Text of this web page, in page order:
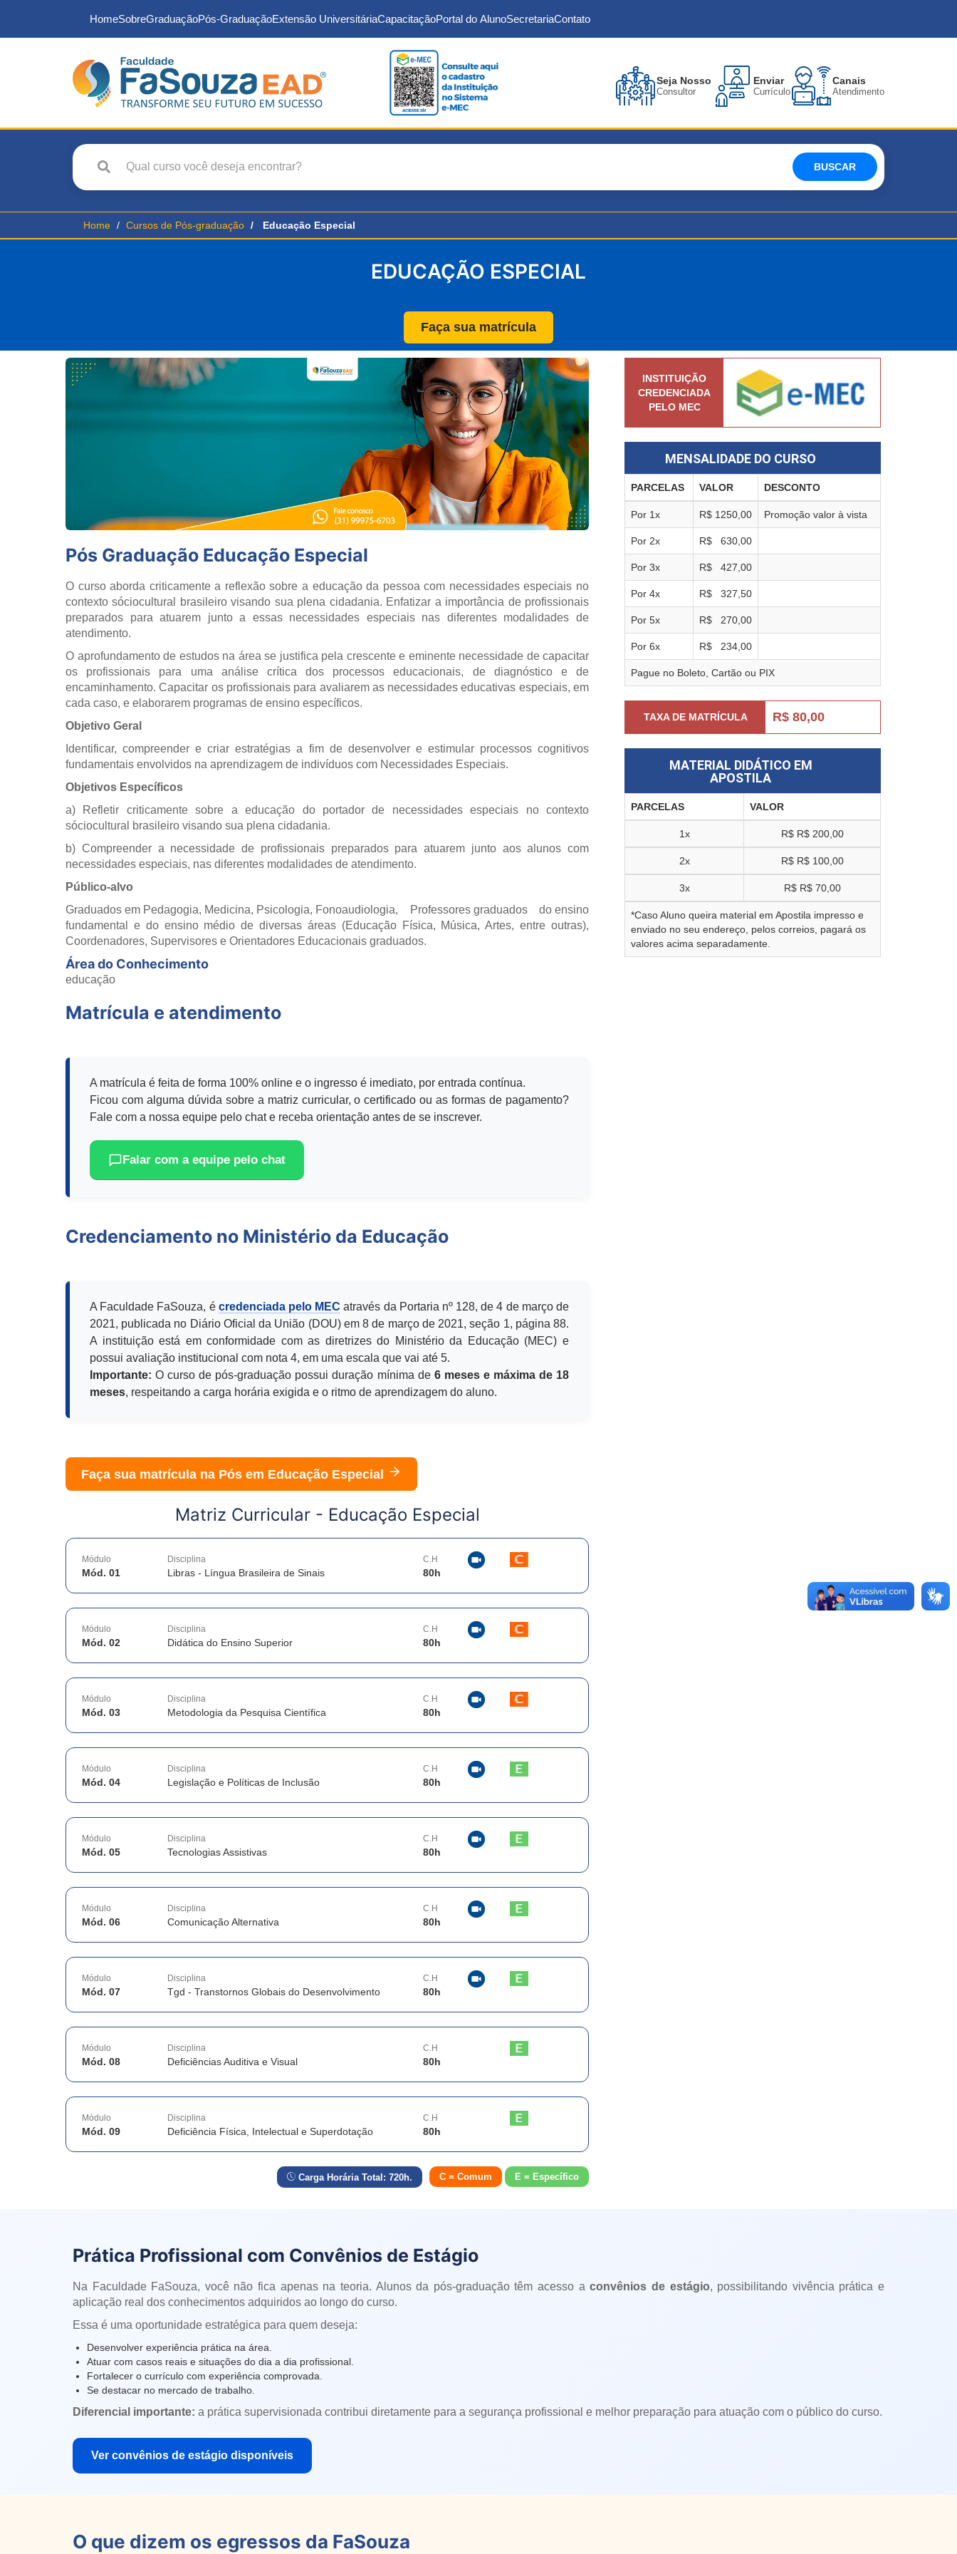
HomeSobreGraduaçãoPós-GraduaçãoExtensão UniversitáriaCapacitaçãoPortal do AlunoSecretariaContato
Seja Nosso
Consultor
Enviar
Currículo
Canais
Atendimento
BUSCAR
Home Cursos de Pós-graduação Educação Especial
EDUCAÇÃO ESPECIAL
Faça sua matrícula
Pós Graduação Educação Especial
O curso aborda criticamente a reflexão sobre a educação da pessoa com necessidades especiais no
contexto sóciocultural brasileiro visando sua plena cidadania. Enfatizar a importância de profissionais
preparados para atuarem junto a essas necessidades especiais nas diferentes modalidades de
atendimento.
O aprofundamento de estudos na área se justifica pela crescente e eminente necessidade de capacitar
os profissionais para uma análise crítica dos processos educacionais, de diagnóstico e de
encaminhamento. Capacitar os profissionais para avaliarem as necessidades educativas especiais, em
cada caso, e elaborarem programas de ensino específicos.
Objetivo Geral
Identificar, compreender e criar estratégias a fim de desenvolver e estimular processos cognitivos
fundamentais envolvidos na aprendizagem de indivíduos com Necessidades Especiais.
Objetivos Específicos
a) Refletir criticamente sobre a educação do portador de necessidades especiais no contexto
sóciocultural brasileiro visando sua plena cidadania.
b) Compreender a necessidade de profissionais preparados para atuarem junto aos alunos com
necessidades especiais, nas diferentes modalidades de atendimento.
Público-alvo
Graduados em Pedagogia, Medicina, Psicologia, Fonoaudiologia, Professores graduados do ensino
fundamental e do ensino médio de diversas áreas (Educação Física, Música, Artes, entre outras),
Coordenadores, Supervisores e Orientadores Educacionais graduados.
Área do Conhecimento
educação
Matrícula e atendimento
A matrícula é feita de forma 100% online e o ingresso é imediato, por entrada contínua.
Ficou com alguma dúvida sobre a matriz curricular, o certificado ou as formas de pagamento?
Fale com a nossa equipe pelo chat e receba orientação antes de se inscrever.
Falar com a equipe pelo chat
Credenciamento no Ministério da Educação
A Faculdade FaSouza, é credenciada pelo MEC através da Portaria nº 128, de 4 de março de
2021, publicada no Diário Oficial da União (DOU) em 8 de março de 2021, seção 1, página 88.
A instituição está em conformidade com as diretrizes do Ministério da Educação (MEC) e
possui avaliação institucional com nota 4, em uma escala que vai até 5.
Importante: O curso de pós-graduação possui duração mínima de 6 meses e máxima de 18
meses, respeitando a carga horária exigida e o ritmo de aprendizagem do aluno.
Faça sua matrícula na Pós em Educação Especial
Matriz Curricular - Educação Especial
Módulo
Mód. 01
Disciplina
Libras - Língua Brasileira de Sinais
C.H
80h
Módulo
Mód. 02
Disciplina
Didática do Ensino Superior
C.H
80h
Módulo
Mód. 03
Disciplina
Metodologia da Pesquisa Científica
C.H
80h
Módulo
Mód. 04
Disciplina
Legislação e Políticas de Inclusão
C.H
80h
Módulo
Mód. 05
Disciplina
Tecnologias Assistivas
C.H
80h
Módulo
Mód. 06
Disciplina
Comunicação Alternativa
C.H
80h
Módulo
Mód. 07
Disciplina
Tgd - Transtornos Globais do Desenvolvimento
C.H
80h
Módulo
Mód. 08
Disciplina
Deficiências Auditiva e Visual
C.H
80h
Módulo
Mód. 09
Disciplina
Deficiência Física, Intelectual e Superdotação
C.H
80h
Carga Horária Total: 720h. C = Comum E = Específico
INSTITUIÇÃO
CREDENCIADA
PELO MEC
MENSALIDADE DO CURSO
PARCELAS VALOR DESCONTO
Por 1x R$ 1250,00 Promoção valor à vista
Por 2x R$ 630,00
Por 3x R$ 427,00
Por 4x R$ 327,50
Por 5x R$ 270,00
Por 6x R$ 234,00
Pague no Boleto, Cartão ou PIX
TAXA DE MATRÍCULA R$ 80,00
MATERIAL DIDÁTICO EM
APOSTILA
PARCELAS VALOR
1x R$ R$ 200,00
2x R$ R$ 100,00
3x R$ R$ 70,00
*Caso Aluno queira material em Apostila impresso e
enviado no seu endereço, pelos correios, pagará os
valores acima separadamente.
Prática Profissional com Convênios de Estágio
Na Faculdade FaSouza, você não fica apenas na teoria. Alunos da pós-graduação têm acesso aconvênios de estágio, possibilitando vivência prática e
aplicação real dos conhecimentos adquiridos ao longo do curso.
Essa é uma oportunidade estratégica para quem deseja:
Desenvolver experiência prática na área.
Atuar com casos reais e situações do dia a dia profissional.
Fortalecer o currículo com experiência comprovada.
Se destacar no mercado de trabalho.
Diferencial importante: a prática supervisionada contribui diretamente para a segurança profissional e melhor preparação para atuação com o público do curso.
Ver convênios de estágio disponíveis
O que dizem os egressos da FaSouza